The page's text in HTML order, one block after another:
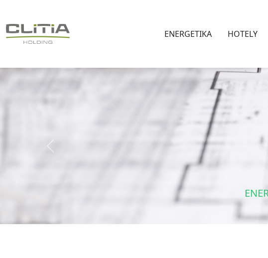
ENERGETIKA HOTELY
Předchozí